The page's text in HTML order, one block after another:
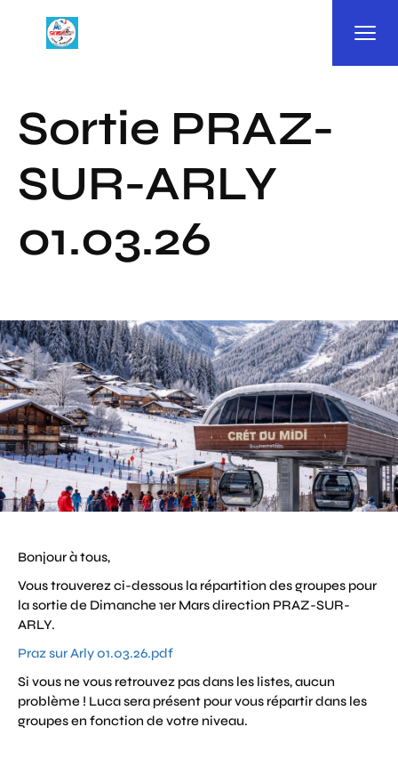
Sortie PRAZ-
SUR-ARLY
01.03.26
Bonjour à tous,
Vous trouverez ci-dessous la répartition des groupes pour
la sortie de Dimanche 1er Mars direction PRAZ-SUR-
ARLY.
Praz sur Arly 01.03.26.pdf
Si vous ne vous retrouvez pas dans les listes, aucun
problème ! Luca sera présent pour vous répartir dans les
groupes en fonction de votre niveau.